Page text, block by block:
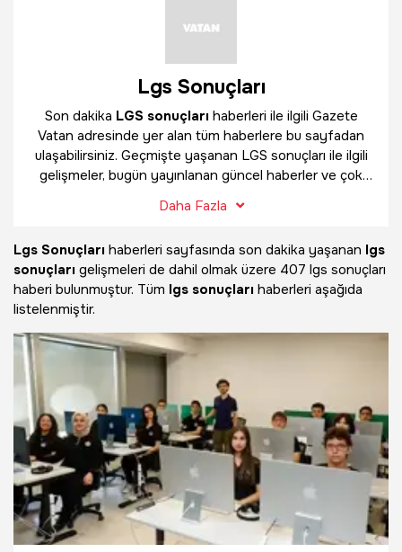
Lgs Sonuçları
Son dakika LGS sonuçları haberleri ile ilgili Gazete
Vatan adresinde yer alan tüm haberlere bu sayfadan
ulaşabilirsiniz. Geçmişte yaşanan LGS sonuçları ile ilgili
gelişmeler, bugün yayınlanan güncel haberler ve çok
bulabilirsiniz.
Daha Fazla
Lgs Sonuçları haberleri sayfasında son dakika yaşanan lgs
sonuçları gelişmeleri de dahil olmak üzere 407 lgs sonuçları
haberi bulunmuştur. Tüm lgs sonuçları haberleri aşağıda
listelenmiştir.